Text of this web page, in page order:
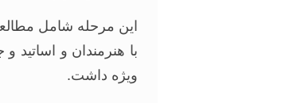
این مرحله شامل
با هنرمندان و اساتید
ویژه داشت.